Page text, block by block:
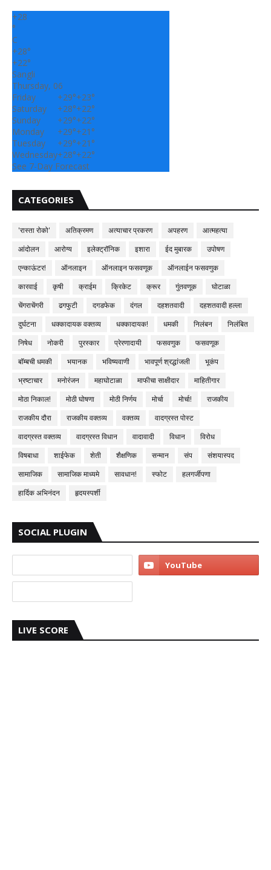
+28
°
C
+28°
+22°
Sangli
Thursday, 06
Friday
+29°+23°
Saturday
+28°+22°
Sunday
+29°+22°
Monday
+29°+21°
Tuesday
+29°+21°
Wednesday+28°+22°
See 7-Day Forecast
CATEGORIES
'रास्ता रोको' अतिक्रमण अत्याचार प्रकरण अपहरण
आत्महत्या
आंदोलन
आरोग्य इलेक्ट्रॉनिक इशारा ईद मुबारक
उपोषण
एन्काऊंटर!
ऑनलाइन ऑनलाइन फसवणूक
ऑनलाईन फसवणुक
कारवाई
कृषी क्राईम क्रिकेट क्रूर गुंतवणूक
घोटाळा
चेंगराचेंगरी
ढगफुटी दगडफेक दंगल दहशतवादी
दहशतवादी हल्ला
दुर्घटना
धक्कादायक वक्तव्य धक्कादायक! धमकी निलंबन
निलंबित
निषेध
नोकरी पुरस्कार प्रेरणादायी फसवणुक
फसवणूक
बॉम्बची धमकी
भयानक भविष्यवाणी भावपूर्ण श्रद्धांजली
भूकंप
भ्रष्टाचार
मनोरंजन महाघोटाळा माफीचा साक्षीदार
माहितीगार
मोठा निकाल!
मोठी घोषणा मोठी निर्णय मोर्चा मोर्चा!
राजकीय
राजकीय दौरा
राजकीय वक्तव्य वक्तव्य
वादग्रस्त पोस्ट
वादग्रस्त वक्तव्य
वादग्रस्त विधान वादावादी विधान
विरोध
विषबाधा
शाईफेक शेती शैक्षणिक सन्मान संप
संशयास्पद
सामाजिक
सामाजिक माध्यमे सावधान! स्फोट
हलगर्जीपणा
हार्दिक अभिनंदन
हृदयस्पर्शी
SOCIAL PLUGIN
LIVE SCORE